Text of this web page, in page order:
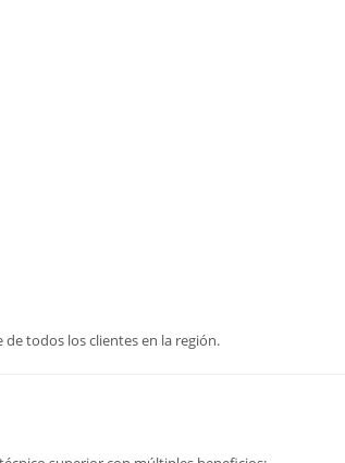
de todos los clientes en la región.